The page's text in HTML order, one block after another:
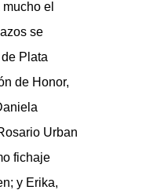
el
se
Plata
de Honor,
Urban
fichaje
y Erika,